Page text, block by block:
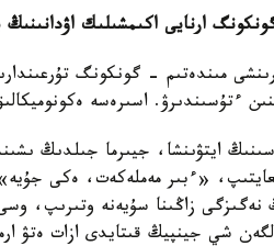
ارنايى اكىمشىلىك
مىندەتىم - گونكونگ
ءتۇسىندىرۋ. اسىرەسە
ايتۋىنشا، جيىرما جىلدىڭ
«ءبىر مەملەكەت، ەكى
نەگىزگى زاڭىنا سۇيەنە وتىرىپ،